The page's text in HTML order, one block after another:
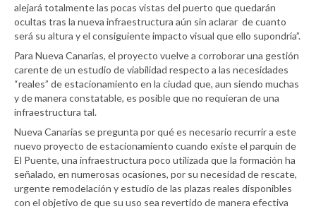
alejará totalmente las pocas vistas del puerto que quedarán
ocultas tras la nueva infraestructura aún sin aclarar de cuanto
será su altura y el consiguiente impacto visual que ello supondría”.
Para Nueva Canarias, el proyecto vuelve a corroborar una gestión
carente de un estudio de viabilidad respecto a las necesidades
“reales” de estacionamiento en la ciudad que, aun siendo muchas
y de manera constatable, es posible que no requieran de una
infraestructura tal.
Nueva Canarias se pregunta por qué es necesario recurrir a este
nuevo proyecto de estacionamiento cuando existe el parquin de
El Puente, una infraestructura poco utilizada que la formación ha
señalado, en numerosas ocasiones, por su necesidad de rescate,
urgente remodelación y estudio de las plazas reales disponibles
con el objetivo de que su uso sea revertido de manera efectiva